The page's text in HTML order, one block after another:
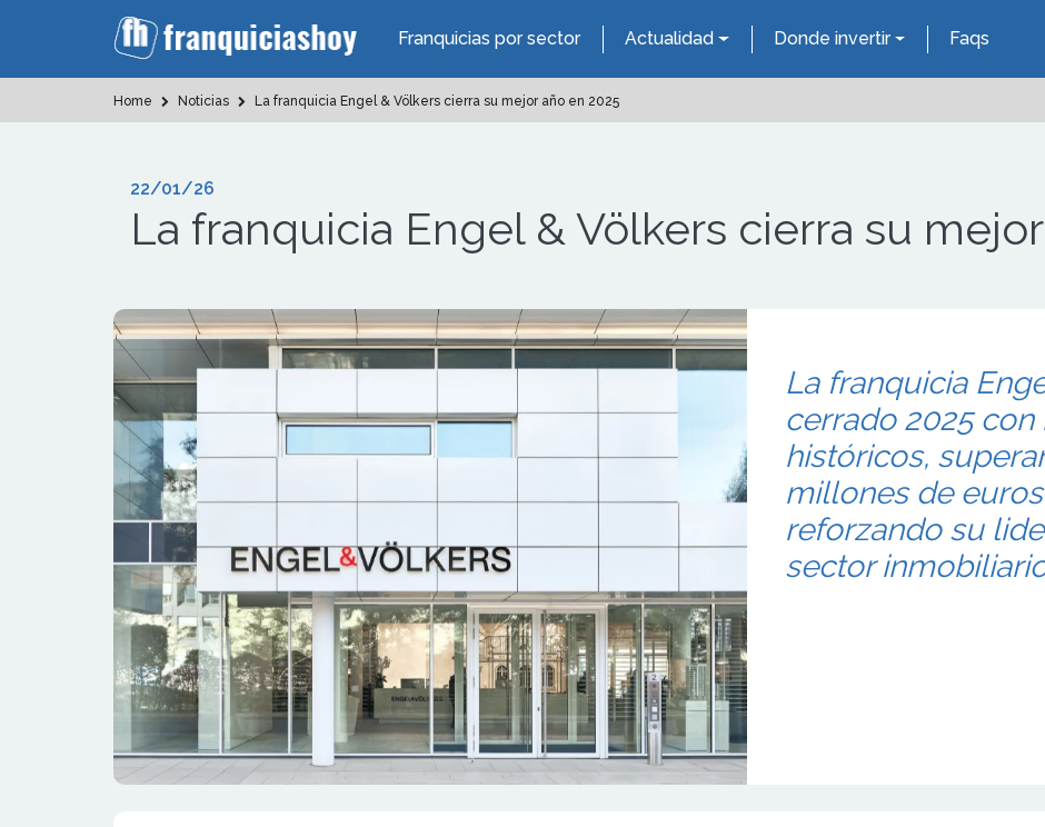
Franquicias por sector Actualidad Donde invertir Faqs
Home Noticias La franquicia Engel & Völkers cierra su mejor año en 2025
22/01/26
La franquicia Engel & Völkers cierra su
La franquicia
cerrado 2025
históricos,
millones de
reforzando su
sector